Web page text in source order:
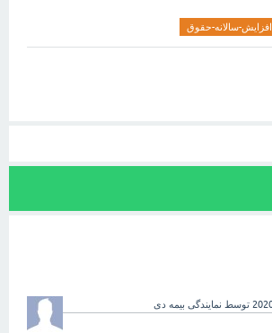
افزایش-سالانه-حقوق
توسط نمایندگی بیمه دی